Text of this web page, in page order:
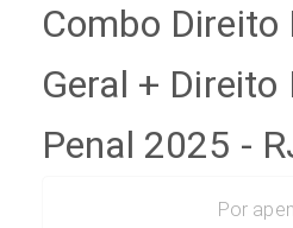
Combo Direito
Geral + Direito
Penal 2025 -
Por